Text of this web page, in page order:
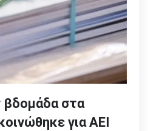
βδομάδα στα
για ΑΕΙ